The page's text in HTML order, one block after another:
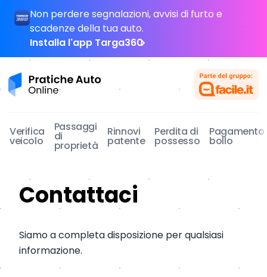
Non perdere segnalazioni, avvisi di furto e
scadenze della tua auto.
Installa l'app Targa360
Pratiche Auto Online
Verifica
veicolo
Passaggi
di
proprietà
Rinnovi
patente
Perdita di
possesso
Pagamento
bollo
Contattaci
Siamo a completa disposizione per qualsiasi
informazione.